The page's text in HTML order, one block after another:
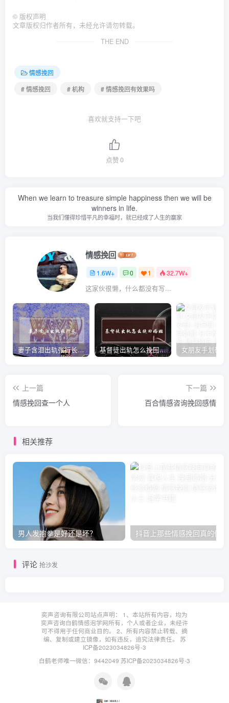
© 版权声明
文章版权归作者所有，未经允许请勿转载。
THE END
情感挽回
# 情感挽回
# 机构 # 情感挽回有效果吗
喜欢就支持一下吧
点赞0
When we learn to treasure simple happiness then we will be
winners in life.
当我们懂得珍惜平凡的幸福时，就已经成了人生的赢家
情感挽回
1.6W+ 0 1 32.7W+
这家伙很懒，什么都没有写...
妻子含泪出轨张行长 她说全都是因为家中 基督徒出轨怎么挽回婚姻(基督徒面对出轨婚姻)
上一篇
情感挽回查一个人
下一篇
百合情感咨询挽回感情
相关推荐
男人发抱拳是好还是坏？ 抖音上那些情感挽回真的假的
评论 抢沙发
奕声咨询有限公司站点声明： 1、本站所有内容，均为
奕声咨询白鹤情感泡学网所有，个人或者企业，未经许
可不得用于任何商业目的。 2、所有内容禁止转载、摘
编、复制或建立镜像，如有违反，追究法律责任。 苏
ICP备2023034826号-3
白鹤老师唯一微信：9442049 苏ICP备2023034826号-3